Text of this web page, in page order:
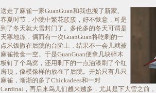
送走了麻雀一家GuanGuan和我也搬了新家。
春夏时节，小院中繁花簇簇，好不惬意，可是
到了冬天就大雪封门了。多伦多的冬天可谓是
天寒地冻，偶而有一次GuanGuan将吃剩的一
点米饭撒在后院的台阶上，结果不一会儿就被
麻雀抢食一空。于是GuanGuan便拿几块碎木
板钉了个鸟窝，还用剩下的一点油漆刷了个红
房顶，像模像样的放在了后院。开始只有几只
麻雀，渐渐的多了Chickadees和一对
Cardinal，再后来鸟儿们越来越多，尤其是下大雪之前